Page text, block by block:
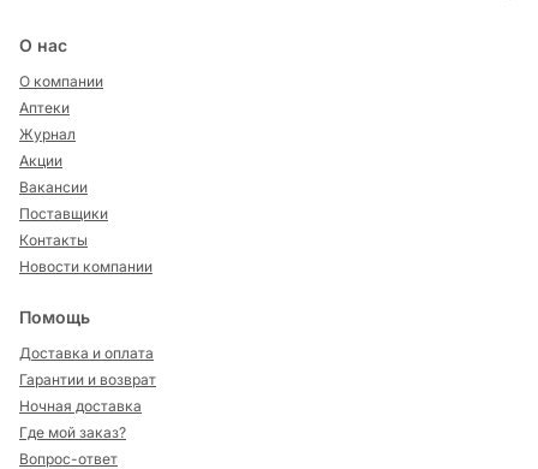
О нас
О компании
Аптеки
Журнал
Акции
Вакансии
Поставщики
Контакты
Новости компании
Помощь
Доставка и оплата
Гарантии и возврат
Ночная доставка
Где мой заказ?
Вопрос-ответ